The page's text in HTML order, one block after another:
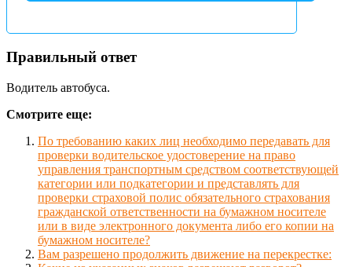
Правильный ответ
Водитель автобуса.
Смотрите еще:
По требованию каких лиц необходимо передавать для
проверки водительское удостоверение на право
управления транспортным средством соответствующей
категории или подкатегории и представлять для
проверки страховой полис обязательного страхования
гражданской ответственности на бумажном носителе
или в виде электронного документа либо его копии на
бумажном носителе?
Вам разрешено продолжить движение на перекрестке: